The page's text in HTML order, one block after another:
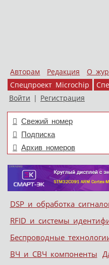
Авторам Редакция О
Спецпроект Microchip
Войти | Регистрация
Свежий номер
Подписка
Архив номеров
Меню
Skip to content
DSP и обработка
RFID и системы
Беспроводные
ВЧ и СВЧ компоненты